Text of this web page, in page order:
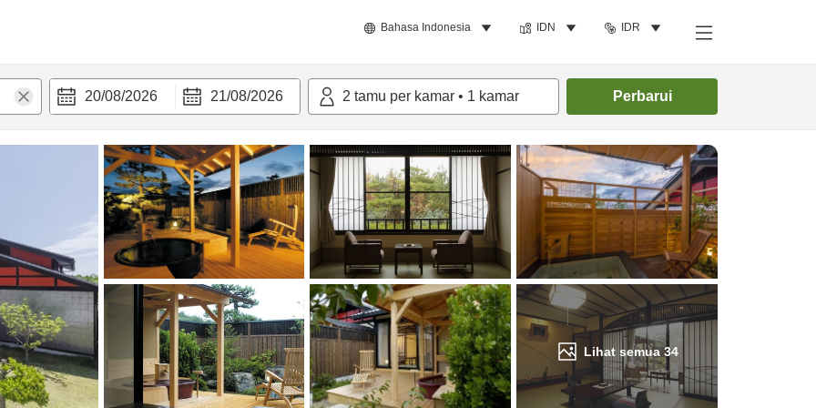
Bahasa Indonesia IDN IDR
20/08/2026 21/08/2026 2 tamu per kamar • 1 kamar Perbarui
Lihat semua34
Cari kamar